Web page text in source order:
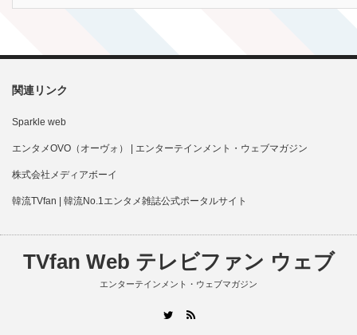
関連リンク
Sparkle web
エンタメOVO（オーヴォ） | エンターテインメント・ウェブマガジン
株式会社メディアボーイ
韓流TVfan | 韓流No.1エンタメ雑誌公式ポータルサイト
TVfan Web テレビファン ウェブ
エンターテインメント・ウェブマガジン
Twitter